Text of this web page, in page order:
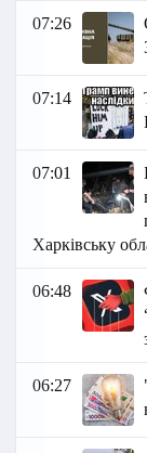
07:26
07:14
07:01
Харківську
06:48
06:27